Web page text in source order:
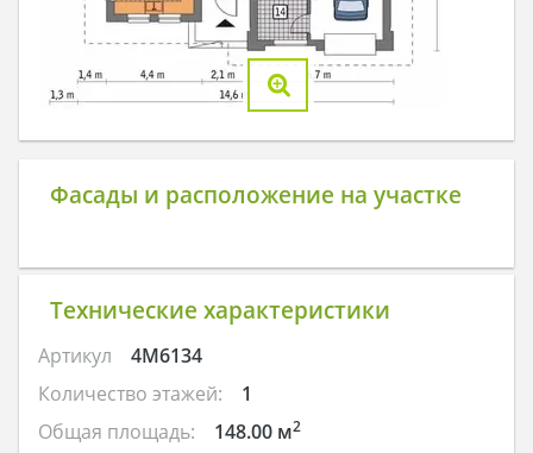
Фасады и расположение на участке
Технические характеристики
Артикул
4M6134
Количество этажей:
1
Общая площадь:
148.00 м2